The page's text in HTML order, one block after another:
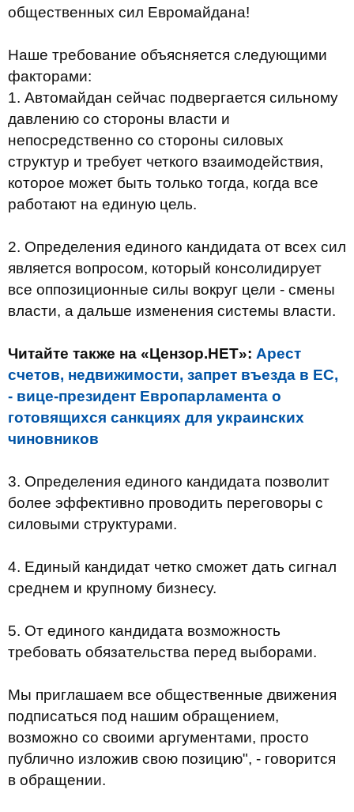
общественных сил Евромайдана!
Наше требование объясняется следующими
факторами:
1. Автомайдан сейчас подвергается сильному
давлению со стороны власти и
непосредственно со стороны силовых
структур и требует четкого взаимодействия,
которое может быть только тогда, когда все
работают на единую цель.
2. Определения единого кандидата от всех сил
является вопросом, который консолидирует
все оппозиционные силы вокруг цели - смены
власти, а дальше изменения системы власти.
Читайте также на «Цензор.НЕТ»: Арест
счетов, недвижимости, запрет въезда в ЕС,
- вице-президент Европарламента о
готовящихся санкциях для украинских
чиновников
3. Определения единого кандидата позволит
более эффективно проводить переговоры с
силовыми структурами.
4. Единый кандидат четко сможет дать сигнал
среднем и крупному бизнесу.
5. От единого кандидата возможность
требовать обязательства перед выборами.
Мы приглашаем все общественные движения
подписаться под нашим обращением,
возможно со своими аргументами, просто
публично изложив свою позицию", - говорится
в обращении.